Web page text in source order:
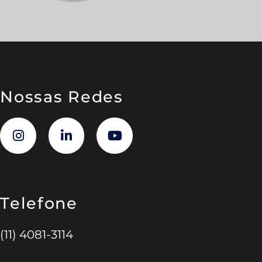
Nossas Redes
Telefone
(11) 4081-3114